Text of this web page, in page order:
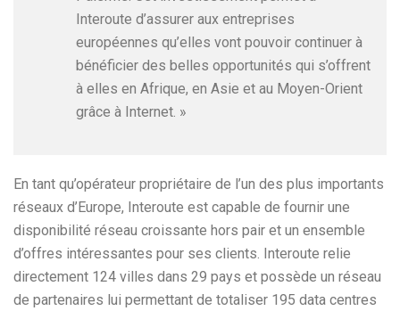
Interoute d’assurer aux entreprises
européennes qu’elles vont pouvoir continuer à
bénéficier des belles opportunités qui s’offrent
à elles en Afrique, en Asie et au Moyen-Orient
grâce à Internet. »
En tant qu’opérateur propriétaire de l’un des plus importants
réseaux d’Europe, Interoute est capable de fournir une
disponibilité réseau croissante hors pair et un ensemble
d’offres intéressantes pour ses clients. Interoute relie
directement 124 villes dans 29 pays et possède un réseau
de partenaires lui permettant de totaliser 195 data centres